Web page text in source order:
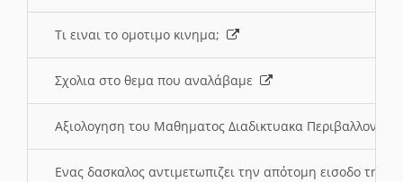
Τι ειναι το ομοτιμο κινημα;
Σχολια στο θεμα που αναλάβαμε
Αξιολογηση του Μαθηματος Διαδικτυακα
Ενας δασκαλος αντιμετωπιζει την απότομη εισοδο της